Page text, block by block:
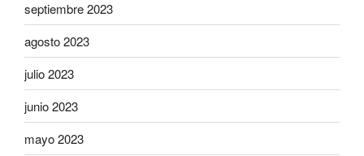
septiembre 2023
agosto 2023
julio 2023
junio 2023
mayo 2023